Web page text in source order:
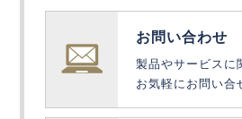
お問い合わせ
製品やサービスに
お気軽にお問い合